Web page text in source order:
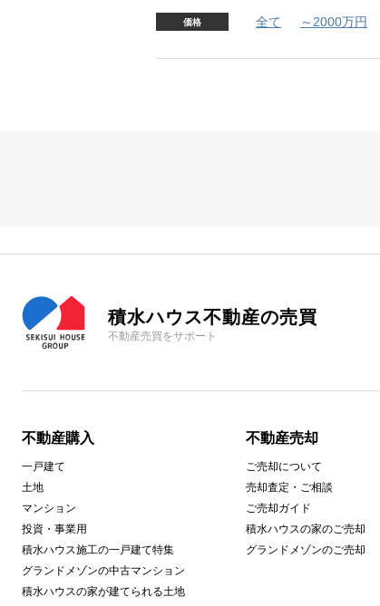
価格 全て ～2000万円
積水ハウス不動産の売買
不動産売買をサポート
不動産購入
一戸建て
土地
マンション
投資・事業用
積水ハウス施工の一戸建て特集
グランドメゾンの中古マンション
積水ハウスの家が建てられる土地
不動産売却
ご売却について
売却査定・ご相談
ご売却ガイド
積水ハウスの家のご売却
グランドメゾンのご売却